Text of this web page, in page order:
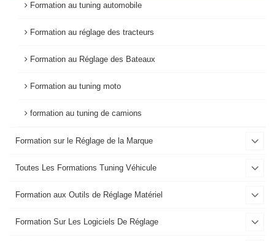
Formation au tuning automobile
Formation au réglage des tracteurs
Formation au Réglage des Bateaux
Formation au tuning moto
formation au tuning de camions
Formation sur le Réglage de la Marque
Toutes Les Formations Tuning Véhicule
Formation aux Outils de Réglage Matériel
Formation Sur Les Logiciels De Réglage